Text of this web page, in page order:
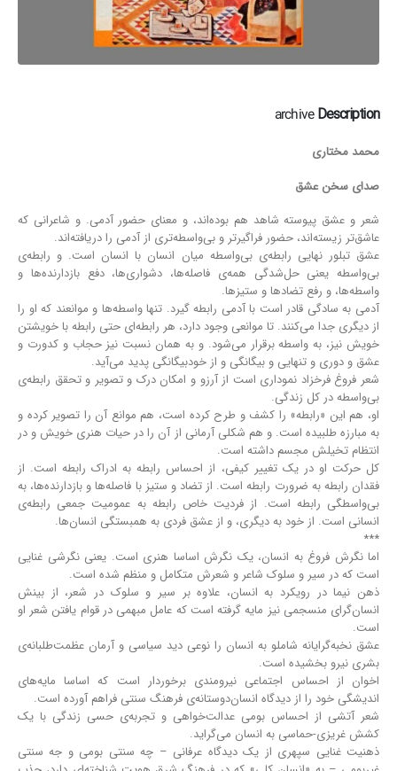
archiveDescription
محمد مختاری
صدای سخن عشق
شعر و عشق پیوسته شاهد هم بوده‌اند، و معنای حضور آدمی. و شاعرانی که
عاشق‌تر زیسته‌اند، حضور فراگیرتر و بی‌واسطه‌تری از آدمی را دریافته‌اند.
عشق تبلور نهایی رابطه‌ی بی‌واسطه میان انسان با انسان است. و رابطه‌ی
بی‌واسطه یعنی حل‌شدگی همه‌ی فاصله‌ها، دشواری‌ها، دفع بازدارنده‌ها و
واسطه‌‌ها، و رفع تضادها و ستیزها.
آدمی به سادگی قادر است با آدمی رابطه گیرد. تنها واسطه‌ها و موانعند که او را
از دیگری جدا می‌کنند. تا موانعی وجود دارد، هر رابطه‌ای حتی رابطه با خویشتن
خویش نیز، به واسطه برقرار می‌شود. و به همان نسبت نیز حجاب و کدورت و
عشق و دوری و تنهایی و بیگانگی و از خود‌بیگانگی پدید می‌آید.
شعر فروغ فرخزاد نموداری است از آرزو و امکان درک و تصویر و تحقق رابطه‌ی
بی‌واسطه در کل زندگی.
او، هم این «رابطه» را کشف و طرح کرده است، هم موانع آن را تصویر کرده و
به مبارزه طلبیده ‌است. و هم شکلی آرمانی از آن را در حیات هنری خویش و در
انتظام تخیلش مجسم داشته ‌است.
کل حرکت او در یک تغییر کیفی، از احساس رابطه به ادراک رابطه است. از
فقدان رابطه به ضرورت رابطه است. از تضاد و ستیز با فاصله‌ها و بازدارنده‌ها، به
بی‌واسطگی رابطه است. از فردیت خاص رابطه به عمومیت جمعی رابطه‌ی
انسانی است. از خود به دیگری، و از عشق فردی به همبستگی انسان‌ها.
***
اما نگرش فروغ به انسان، یک نگرش اساسا هنری است. یعنی نگرشی غنایی
است که در سیر و سلوک شاعر و شعرش متکامل و منظم شده است.
ذهن نیما در رویکرد به انسان، علاوه بر سیر و سلوک در شعر، از بینش
انسان‌گرای منسجمی نیز مایه گرفته است که عامل مبهمی در قوام یافتن شعر او
است.
عشق نخبه‌گرایانه شاملو به انسان را نوعی دید سیاسی و آرمان عظمت‌طلبانه‌ی
بشری نیرو بخشیده ‌است.
اخوان از احساس اجتماعی نیرومندی برخوردار است که اساسا مایه‌های
اندیشگی خود را از دیدگاه انسان‌دوستانه‌ی فرهنگ سنتی فراهم ‌آورده‌ است.
شعر آتشی از احساس بومی عدالت‌خواهی و تجربه‌ی حسی زندگی با یک
کشش غریزی-حماسی به انسان می‌گراید.
ذهنیت غنایی سپهری از یک دیدگاه عرفانی – چه سنتی بومی و جه سنتی